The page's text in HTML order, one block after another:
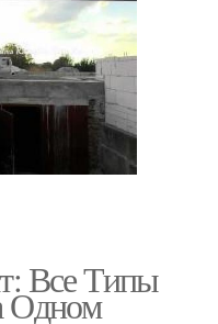
Все Типы
Одном